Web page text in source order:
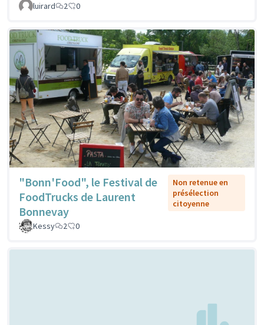
luirard 2 0
"Bonn'Food", le Festival de
FoodTrucks de Laurent
Bonnevay
Non retenue en
présélection
citoyenne
Kessy 2 0